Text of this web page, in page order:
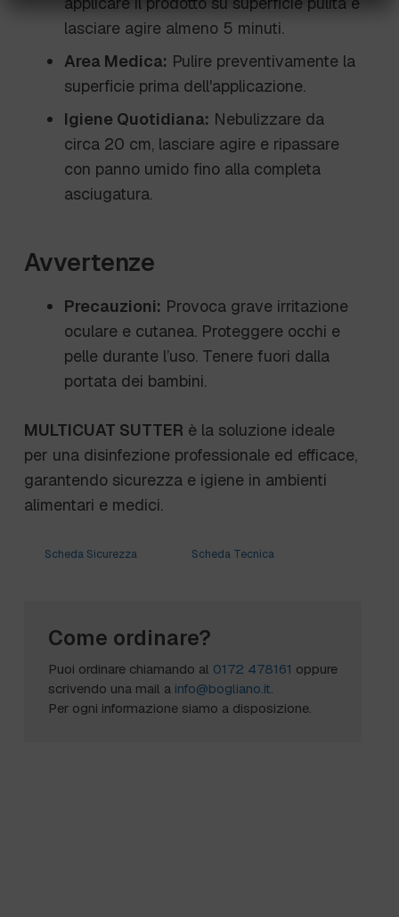
lasciare agire almeno 5 minuti.
Area Medica: Pulire preventivamente la
superficie prima dell'applicazione.
Igiene Quotidiana: Nebulizzare da
circa 20 cm, lasciare agire e ripassare
con panno umido fino alla completa
asciugatura.
Avvertenze
Precauzioni: Provoca grave irritazione
oculare e cutanea. Proteggere occhi e
pelle durante l’uso. Tenere fuori dalla
portata dei bambini.
MULTICUAT SUTTER è la soluzione ideale
per una disinfezione professionale ed efficace,
garantendo sicurezza e igiene in ambienti
alimentari e medici.
Scheda Sicurezza Scheda Tecnica
Come ordinare?
Puoi ordinare chiamando al 0172 478161 oppure
scrivendo una mail a info@bogliano.it.
Per ogni informazione siamo a disposizione.